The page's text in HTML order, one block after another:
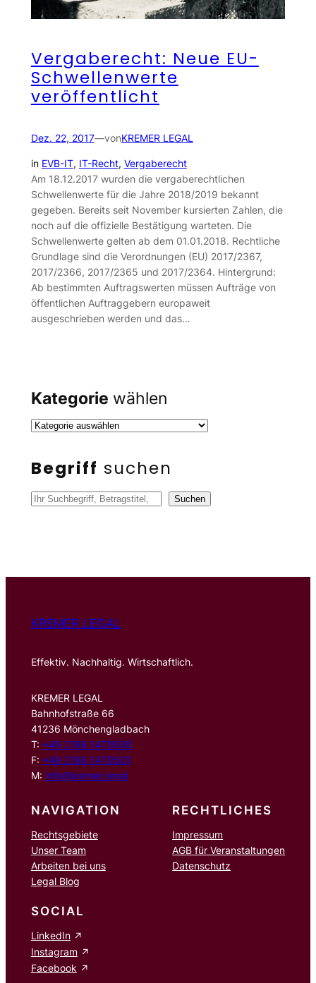
Vergaberecht: Neue EU-
Schwellenwerte
veröffentlicht
Dez. 22, 2017—vonKREMER LEGAL
in EVB-IT, IT-Recht, Vergaberecht
Am 18.12.2017 wurden die vergaberechtlichen
Schwellenwerte für die Jahre 2018/2019 bekannt
gegeben. Bereits seit November kursierten Zahlen, die
noch auf die offizielle Bestätigung warteten. Die
Schwellenwerte gelten ab dem 01.01.2018. Rechtliche
Grundlage sind die Verordnungen (EU) 2017/2367,
2017/2366, 2017/2365 und 2017/2364. Hintergrund:
Ab bestimmten Auftragswerten müssen Aufträge von
öffentlichen Auftraggebern europaweit
ausgeschrieben werden und das…
Kategorie wählen
Begriff suchen
S
n
Suchen
KREMER LEGAL
Effektiv. Nachhaltig. Wirtschaftlich.
KREMER LEGAL
Bahnhofstraße 66
41236 Mönchengladbach
T: +49 2166 1470500
F: +49 2166 1470501
M: info@kremer.legal
NAVIGATION
Rechtsgebiete
Unser Team
Arbeiten bei uns
Legal Blog
RECHTLICHES
Impressum
AGB für Veranstaltungen
Datenschutz
SOCIAL
LinkedIn
Instagram
Facebook